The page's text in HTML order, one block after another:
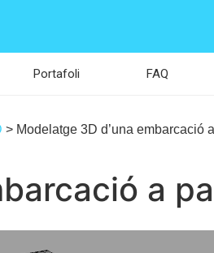
Portafoli FAQ
> Modelatge 3D d’una embarcació
a